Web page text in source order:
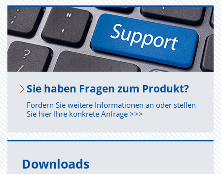
Sie haben Fra­gen zum Pro­dukt?
Fordern Sie weitere Informationen an oder stellen
Sie hier Ihre konkrete Anfrage >>>
Downloads